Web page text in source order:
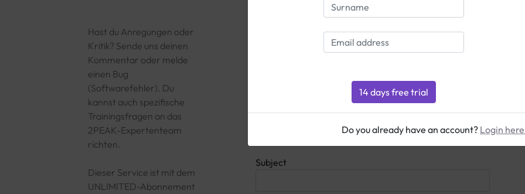
Hast du Anregungen oder
Kritik? Sende uns deinen
Kommentar oder melde
einen Bug
(Softwarefehler). Du
kannst auch spezifische
Trainingsfragen an das
2PEAK-Expertenteam
richten.
Dieser Service ist mit dem
UNLIMITED-Abonnement
Your email address
Subject
Do you already have an account? Login here